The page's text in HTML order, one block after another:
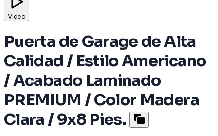
Video
Puerta de Garage de Alta
Calidad / Estilo Americano
/ Acabado Laminado
PREMIUM / Color Madera
Clara / 9x8 Pies.